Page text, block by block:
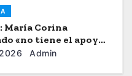
María Corina
«no tiene el apoyo»
Venezuela
Admin